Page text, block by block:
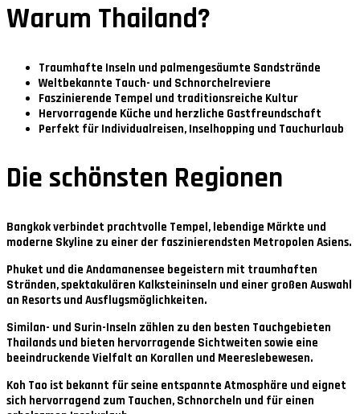
Warum Thailand?
Traumhafte Inseln und palmengesäumte Sandstrände
Weltbekannte Tauch- und Schnorchelreviere
Faszinierende Tempel und traditionsreiche Kultur
Hervorragende Küche und herzliche Gastfreundschaft
Perfekt für Individualreisen, Inselhopping und Tauchurlaub
Die schönsten Regionen
Bangkokverbindet prachtvolle Tempel, lebendige Märkte und
moderne Skyline zu einer der faszinierendsten Metropolen Asiens.
Phuket und die Andamanensee begeistern mit traumhaften
Stränden, spektakulären Kalksteininseln und einer großen Auswahl
an Resorts und Ausflugsmöglichkeiten.
Similan- und Surin-Inseln zählen zu den besten Tauchgebieten
Thailands und bieten hervorragende Sichtweiten sowie eine
beeindruckende Vielfalt an Korallen und Meereslebewesen.
Koh Tao ist bekannt für seine entspannte Atmosphäre und eignet
sich hervorragend zum Tauchen, Schnorcheln und für einen